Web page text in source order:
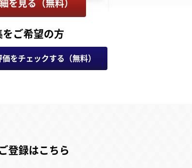
を見る（無料）
をご希望の方
をチェックする（無料）
登録はこちら